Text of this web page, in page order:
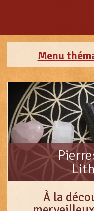
Menu
À la